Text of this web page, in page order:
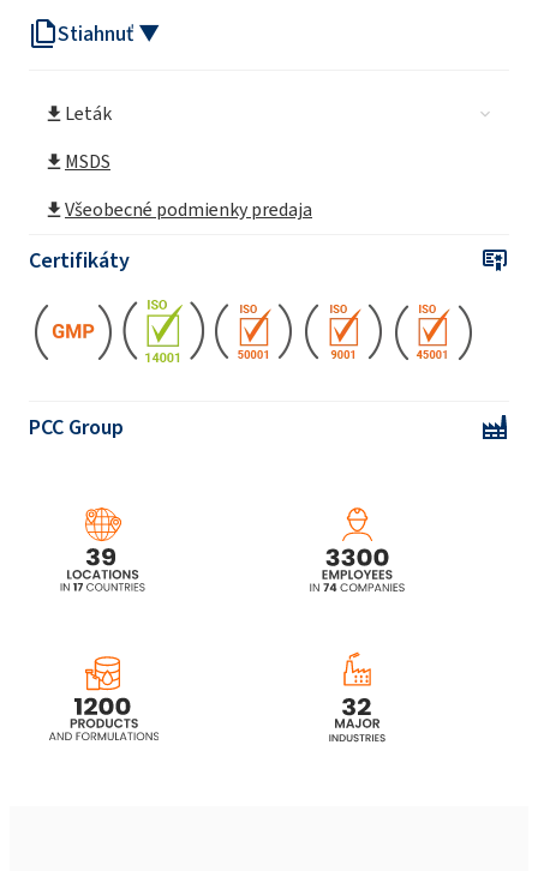
Stiahnuť ▼
Leták
MSDS
Všeobecné podmienky predaja
Certifikáty
PCC Group
CAMOLIN® Mak & Akacja - eco Univerzálny
CAMOLIN® Hydratačný sprchový gél s
lipového kvetu 265ml
CAMOLIN® Osviežujúci sprchový gél s vôňou
CAMOLIN® Posilňujúci a lesklý micelárny
šampón s vôňou brezy 265 ml
objemu s chmeľovou arómou 265 ml